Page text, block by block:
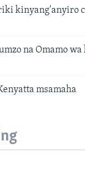
kinyang'anyiro
na Omamo
msamaha